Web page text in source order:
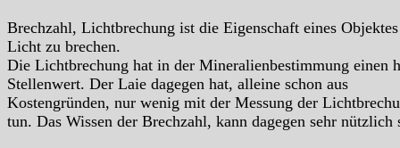
Brechzahl, Lichtbrechung ist die Eigenschaft eines Objektes
Licht zu brechen.
Die Lichtbrechung hat in der Mineralienbestimmung einen
Stellenwert. Der Laie dagegen hat, alleine schon aus
Kostengründen, nur wenig mit der Messung der
tun. Das Wissen der Brechzahl, kann dagegen sehr nützlich